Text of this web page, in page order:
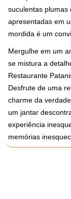
suculentas plumas
apresentadas em
mordida é um
Mergulhe em um
se mistura a
Restaurante
Desfrute de uma
charme da
um jantar
experiência
memórias